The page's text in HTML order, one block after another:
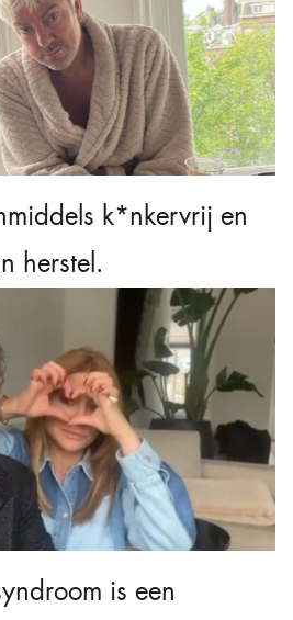
k*nkervrij en
herstel.
is een